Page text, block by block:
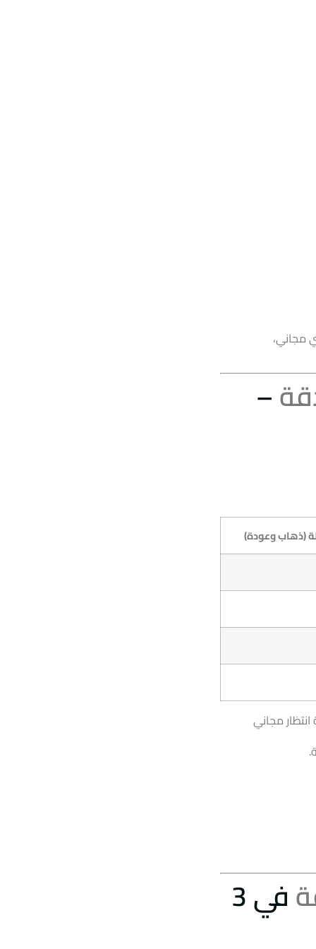
فاي مجاني،
–
(ذهاب وعودة)
التأمين الشامل، و60 دقيقة انتظار مجاني
في 3